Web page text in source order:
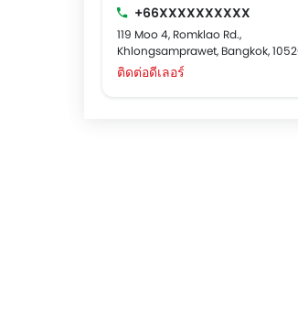
+66XXXXXXXXXX
119 Moo 4, Romklao Rd.,
Khlongsamprawet, Bangkok,
ติดต่อดีเลอร์